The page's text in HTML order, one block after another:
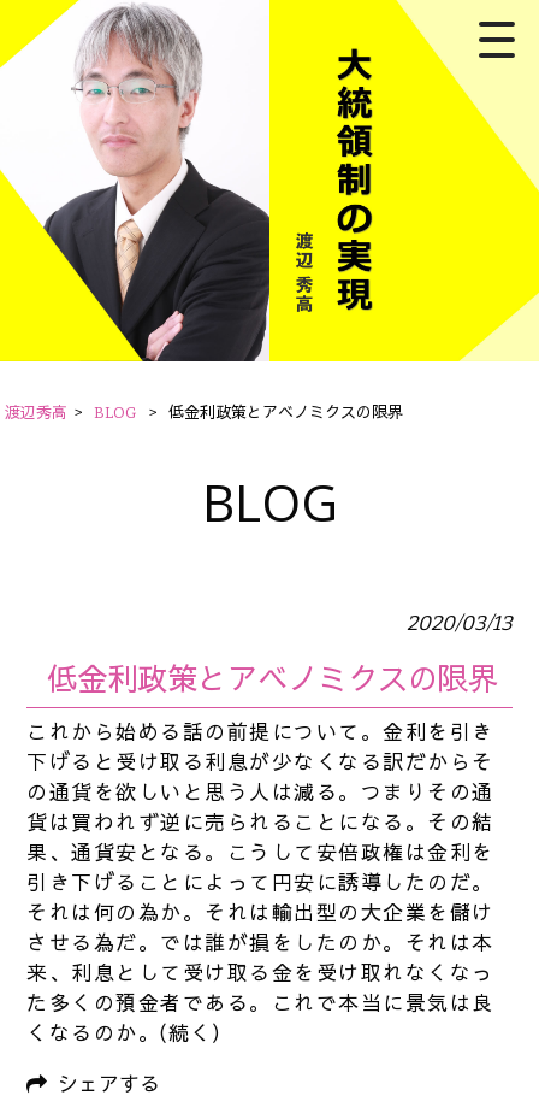
渡辺秀高 > BLOG > 低金利政策とアベノミクスの限界
BLOG
2020/03/13
低金利政策とアベノミクスの限界
これから始める話の前提について。金利を引き
下げると受け取る利息が少なくなる訳だからそ
の通貨を欲しいと思う人は減る。つまりその通
貨は買われず逆に売られることになる。その結
果、通貨安となる。こうして安倍政権は金利を
引き下げることによって円安に誘導したのだ。
それは何の為か。それは輸出型の大企業を儲け
させる為だ。では誰が損をしたのか。それは本
来、利息として受け取る金を受け取れなくなっ
た多くの預金者である。これで本当に景気は良
くなるのか。(続く)
シェアする